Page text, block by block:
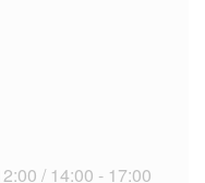
/ 14:00 - 17:00